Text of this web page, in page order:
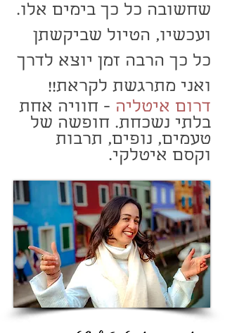
שחשובה כל כך בימים אלו.
ועכשיו, הטיול שביקשתן
כל כך הרבה זמן יוצא לדרך
ואני מתרגשת לקראת!!
דרום איטליה - חוויה אחת
בלתי נשכחת. חופשה של
טעמים, נופים, תרבות
וקסם איטלקי.